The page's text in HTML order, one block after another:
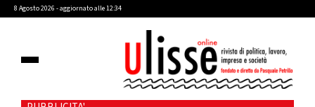
8 Agosto 2026 - aggiornato alle 12:34